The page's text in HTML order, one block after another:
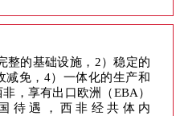
整的基础设施，2）稳定的
减免，4）一体化的生产和
，享有出口欧洲（EBA）
待遇，西非经共体内